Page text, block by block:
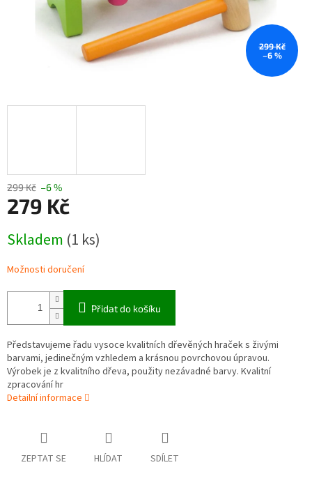
299 Kč
–6 %
299 Kč –6 %
279 Kč
cena:
Skladem (1 ks)
Možnosti doručení
Přidat do košíku
Představujeme řadu vysoce kvalitních dřevěných hraček s živými
barvami, jedinečným vzhledem a krásnou povrchovou úpravou.
Výrobek je z kvalitního dřeva, použity nezávadné barvy. Kvalitní
zpracování hr
Detailní informace
ZEPTAT SE HLÍDAT SDÍLET